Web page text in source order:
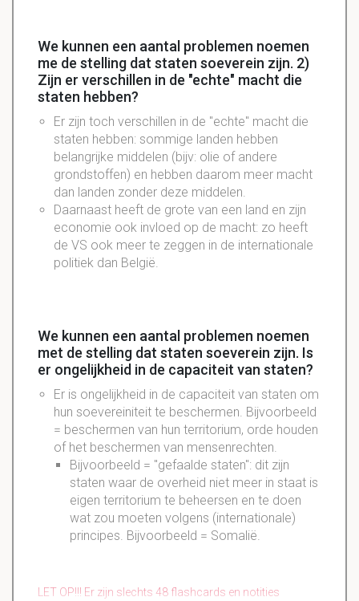
We kunnen een aantal problemen noemen
me de stelling dat staten soeverein zijn. 2)
Zijn er verschillen in de "echte" macht die
staten hebben?
Er zijn toch verschillen in de "echte" macht die
staten hebben: sommige landen hebben
belangrijke middelen (bijv: olie of andere
grondstoffen) en hebben daarom meer macht
dan landen zonder deze middelen.
Daarnaast heeft de grote van een land en zijn
economie ook invloed op de macht: zo heeft
de VS ook meer te zeggen in de internationale
politiek dan België.
We kunnen een aantal problemen noemen
met de stelling dat staten soeverein zijn. Is
er ongelijkheid in de capaciteit van staten?
Er is ongelijkheid in de capaciteit van staten om
hun soevereiniteit te beschermen. Bijvoorbeeld
= beschermen van hun territorium, orde houden
of het beschermen van mensenrechten.
Bijvoorbeeld = "gefaalde staten": dit zijn
staten waar de overheid niet meer in staat is
eigen territorium te beheersen en te doen
wat zou moeten volgens (internationale)
principes. Bijvoorbeeld = Somalië.
LET OP!!! Er zijn slechts 48 flashcards en notities